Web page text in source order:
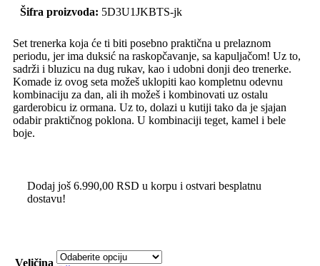
Šifra proizvoda: 5D3U1JKBTS-jk
Set trenerka koja će ti biti posebno praktična u prelaznom
periodu, jer ima duksić na raskopčavanje, sa kapuljačom! Uz to,
sadrži i bluzicu na dug rukav, kao i udobni donji deo trenerke.
Komade iz ovog seta možeš uklopiti kao kompletnu odevnu
kombinaciju za dan, ali ih možeš i kombinovati uz ostalu
garderobicu iz ormana. Uz to, dolazi u kutiji tako da je sjajan
odabir praktičnog poklona. U kombinaciji teget, kamel i bele
boje.
Dodaj još 6.990,00 RSD u korpu i ostvari besplatnu
dostavu!
Veličina